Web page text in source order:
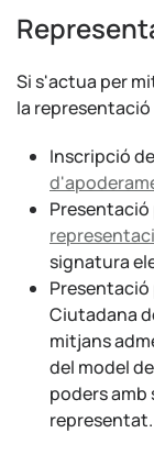
Si s'actua per
la
Inscripció
signatura
Presentació
Ciutadana
mitjans
del model
poders
representat.